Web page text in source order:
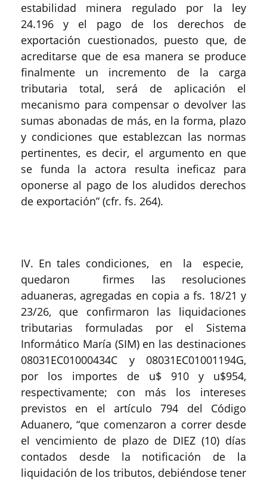
estabilidad minera regulado por la ley
24.196 y el pago de los derechos de
exportación cuestionados, puesto que, de
acreditarse que de esa manera se produce
finalmente un incremento de la carga
tributaria total, será de aplicación el
mecanismo para compensar o devolver las
sumas abonadas de más, en la forma, plazo
y condiciones que establezcan las normas
pertinentes, es decir, el argumento en que
se funda la actora resulta ineficaz para
oponerse al pago de los aludidos derechos
de exportación” (cfr. fs. 264).
IV. En tales condiciones, en la especie,
quedaron firmes las resoluciones
aduaneras, agregadas en copia a fs. 18/21 y
23/26, que confirmaron las liquidaciones
tributarias formuladas por el Sistema
Informático María (SIM) en las destinaciones
08031EC01000434C y 08031EC01001194G,
por los importes de u$ 910 y u$954,
respectivamente; con más los intereses
previstos en el artículo 794 del Código
Aduanero, “que comenzaron a correr desde
el vencimiento de plazo de DIEZ (10) días
contados desde la notificación de la
liquidación de los tributos, debiéndose tener